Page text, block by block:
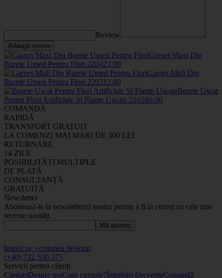
Review
Adaugă review
Garnet Maxi Din
Burete Umed Pentru Flori 220423.00
Garnet Midi Din
Burete Umed Pentru Flori 220312.00
Burete Uscat
Pentru Flori Artificiale Si Plante Uscate 216580.00
COMANDĂ
RAPIDĂ
TRANSPORT GRATUIT
LA COMENZI MAI MARI DE 300 LEI
RETURNARE
14 ZILE
POSIBILITĂȚI MULTIPLE
DE PLATĂ
CONSULTANȚĂ
GRATUITĂ
Newsletter
Abonează-te la newsletterul nostru pentru a fi la curent cu cele mai
recente noutăți.
Mă abonez
înapoi pe versiunea desktop
(+40) 732 530 375
Servicii pentru clienți
ContactDespre noiCum cumpăr?Întrebări frecventeComandă